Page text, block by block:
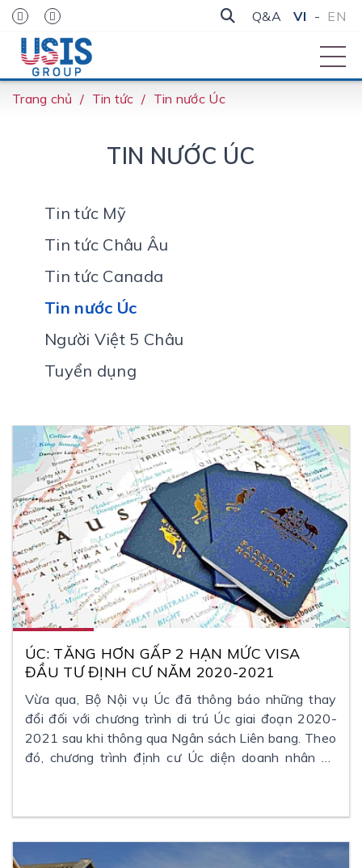
Q&A VI - EN
Trang chủ Tin tức Tin nước Úc
TIN NƯỚC ÚC
Tin tức Mỹ
Tin tức Châu Âu
Tin tức Canada
Tin nước Úc
Người Việt 5 Châu
Tuyển dụng
ÚC: TĂNG HƠN GẤP 2 HẠN MỨC VISA
ĐẦU TƯ ĐỊNH CƯ NĂM 2020-2021
Vừa qua, Bộ Nội vụ Úc đã thông báo những thay
đổi đối với chương trình di trú Úc giai đoạn 2020-
2021 sau khi thông qua Ngân sách Liên bang. Theo
đó, chương trình định cư Úc diện doanh nhân và